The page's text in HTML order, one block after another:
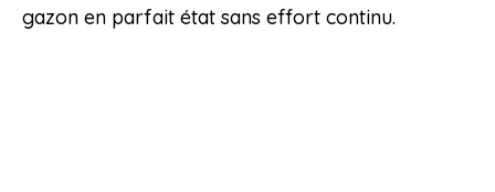
gazon en parfait état sans effort continu.